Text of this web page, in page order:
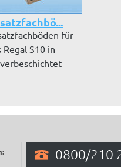
für
Regal S10 in
0800/210